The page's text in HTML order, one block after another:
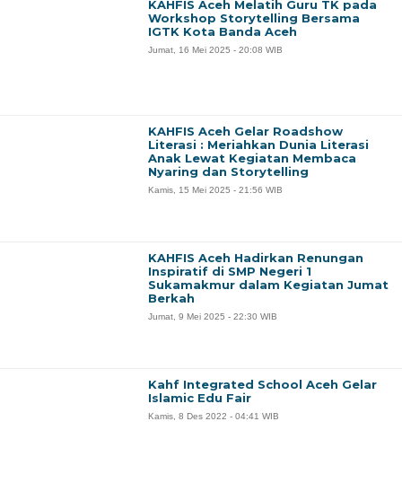
KAHFIS Aceh Melatih Guru TK pada
Workshop Storytelling Bersama
IGTK Kota Banda Aceh
Jumat, 16 Mei 2025 - 20:08 WIB
KAHFIS Aceh Gelar Roadshow
Literasi : Meriahkan Dunia Literasi
Anak Lewat Kegiatan Membaca
Nyaring dan Storytelling
Kamis, 15 Mei 2025 - 21:56 WIB
KAHFIS Aceh Hadirkan Renungan
Inspiratif di SMP Negeri 1
Sukamakmur dalam Kegiatan Jumat
Berkah
Jumat, 9 Mei 2025 - 22:30 WIB
Kahf Integrated School Aceh Gelar
Islamic Edu Fair
Kamis, 8 Des 2022 - 04:41 WIB